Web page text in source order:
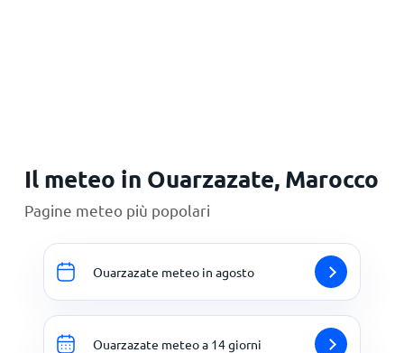
Il meteo in Ouarzazate, Marocco
Pagine meteo più popolari
Ouarzazate meteo in agosto
Ouarzazate meteo a 14 giorni